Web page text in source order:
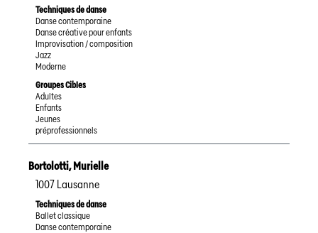
Techniques de danse
Danse contemporaine
Danse créative pour enfants
Improvisation / composition
Jazz
Moderne
Groupes Cibles
Adultes
Enfants
Jeunes
préprofessionnels
Bortolotti,Murielle
1007 Lausanne
Techniques de danse
Ballet classique
Danse contemporaine